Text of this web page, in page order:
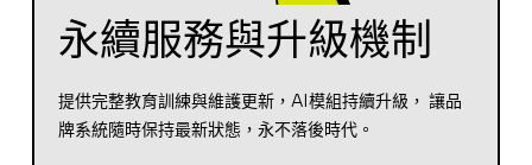
永續服務與升級機制
提供完整教育訓練與維護更新，AI模組持續升級， 讓品
牌系統隨時保持最新狀態，永不落後時代。